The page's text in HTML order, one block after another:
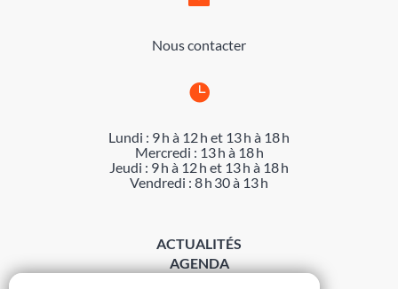
Nous contacter

Lundi : 9 h à 12 h et 13 h à 18 h
Mercredi : 13 h à 18 h
Jeudi : 9 h à 12 h et 13 h à 18 h
Vendredi : 8 h 30 à 13 h
ACTUALITÉS
AGENDA